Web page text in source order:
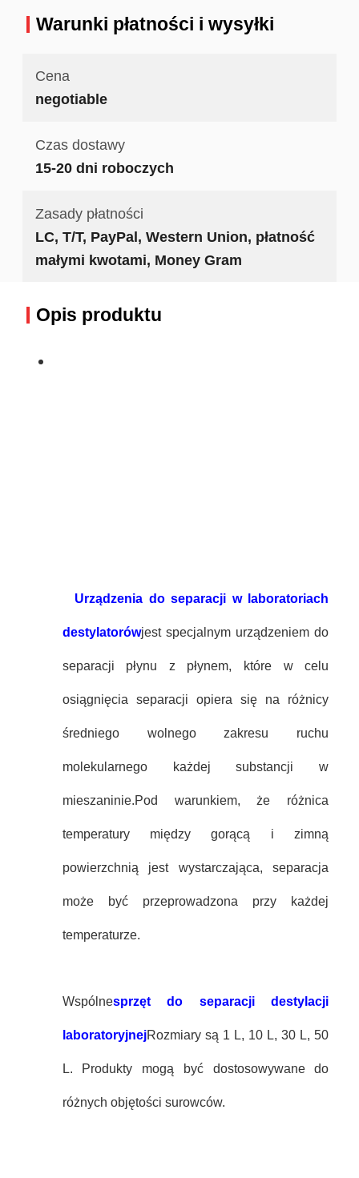
Warunki płatności i wysyłki
Cena
negotiable
Czas dostawy
15-20 dni roboczych
Zasady płatności
LC, T/T, PayPal, Western Union, płatność
małymi kwotami, Money Gram
Opis produktu
Urządzenia do separacji w laboratoriach
destylatorówjest specjalnym urządzeniem do
separacji płynu z płynem, które w celu
osiągnięcia separacji opiera się na różnicy
średniego wolnego zakresu ruchu
molekularnego każdej substancji w
mieszaninie.Pod warunkiem, że różnica
temperatury między gorącą i zimną
powierzchnią jest wystarczająca, separacja
może być przeprowadzona przy każdej
temperaturze.
Wspólnesprzęt do separacji destylacji
laboratoryjnejRozmiary są 1 L, 10 L, 30 L, 50
L. Produkty mogą być dostosowywane do
różnych objętości surowców.